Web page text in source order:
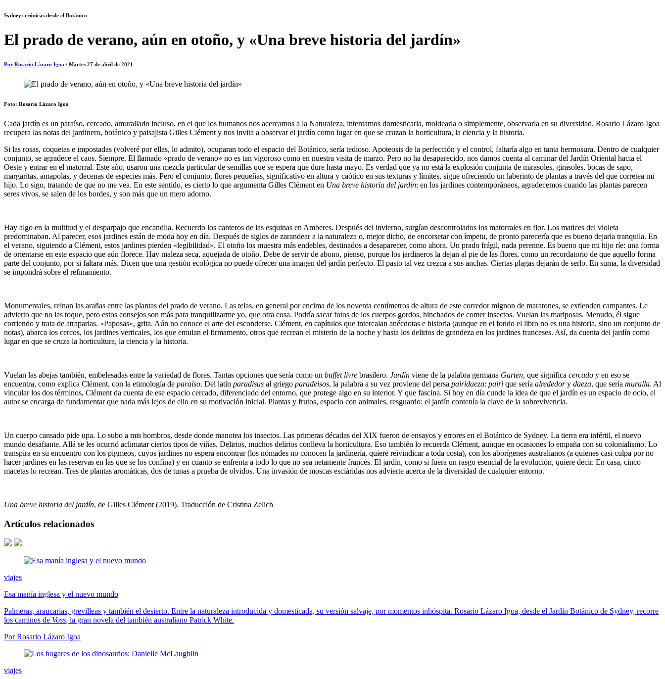
Sydney: crónicas desde el Botánico
El prado de verano, aún en otoño, y «Una breve historia del jardín»
Por Rosario Lázaro Igoa / Martes 27 de abril de 2021
Foto: Rosario Lázaro Igoa
Cada jardín es un paraíso, cercado, amurallado incluso, en el que los humanos nos acercamos a la Naturaleza, intentamos domesticarla, moldearla o simplemente, observarla en su diversidad. Rosario Lázaro Igoa
recupera las notas del jardinero, botánico y paisajista Gilles Clément y nos invita a observar el jardín como lugar en que se cruzan la horticultura, la ciencia y la historia.
Si las rosas, coquetas e impostadas (volveré por ellas, lo admito), ocuparan todo el espacio del Botánico, sería tedioso. Apoteosis de la perfección y el control, faltaría algo en tanta hermosura. Dentro de cualquier
conjunto, se agradece el caos. Siempre. El llamado «prado de verano» no es tan vigoroso como en nuestra visita de marzo. Pero no ha desaparecido, nos damos cuenta al caminar del Jardín Oriental hacia el
Oeste y entrar en el matorral. Este año, usaron una mezcla particular de semillas que se espera que dure hasta mayo. Es verdad que ya no está la explosión conjunta de mirasoles, girasoles, bocas de sapo,
margaritas, amapolas, y decenas de especies más. Pero el conjunto, flores pequeñas, significativo en altura y caótico en sus texturas y límites, sigue ofreciendo un laberinto de plantas a través del que corretea mi
hijo. Lo sigo, tratando de que no me vea. En este sentido, es cierto lo que argumenta Gilles Clément en Una breve historia del jardín: en los jardines contemporáneos, agradecemos cuando las plantas parecen
seres vivos, se salen de los bordes, y son más que un mero adorno.
Hay algo en la multitud y el desparpajo que encandila. Recuerdo los canteros de las esquinas en Amberes. Después del invierno, surgían descontrolados los matorrales en flor. Los matices del violeta
predominaban. Al parecer, esos jardines están de moda hoy en día. Después de siglos de zarandear a la naturaleza o, mejor dicho, de encorsetar con ímpetu, de pronto parecería que es bueno dejarla tranquila. En
el verano, siguiendo a Clément, estos jardines pierden «legibilidad». El otoño los muestra más endebles, destinados a desaparecer, como ahora. Un prado frágil, nada perenne. Es bueno que mi hijo ríe: una forma
de orientarse en este espacio que aún florece. Hay maleza seca, aquejada de otoño. Debe de servir de abono, pienso, porque los jardineros la dejan al pie de las flores, como un recordatorio de que aquello forma
parte del conjunto, por si faltara más. Dicen que una gestión ecológica no puede ofrecer una imagen del jardín perfecto. El pasto tal vez crezca a sus anchas. Ciertas plagas dejarán de serlo. En suma, la diversidad
se impondrá sobre el refinamiento.
Monumentales, reinan las arañas entre las plantas del prado de verano. Las telas, en general por encima de los noventa centímetros de altura de este corredor mignon de maratones, se extienden campantes. Le
advierto que no las toque, pero estos consejos son más para tranquilizarme yo, que otra cosa. Podría sacar fotos de los cuerpos gordos, hinchados de comer insectos. Vuelan las mariposas. Menudo, él sigue
corriendo y trata de atraparlas. «Paposas», grita. Aún no conoce el arte del esconderse. Clément, en capítulos que intercalan anécdotas e historia (aunque en el fondo el libro no es una historia, sino un conjunto de
notas), abarca los cercos, los jardines verticales, los que emulan el firmamento, otros que recrean el misterio de la noche y hasta los delirios de grandeza en los jardines franceses. Así, da cuenta del jardín como
lugar en que se cruza la horticultura, la ciencia y la historia.
Vuelan las abejas también, embelesadas entre la variedad de flores. Tantas opciones que sería como un buffet livre brasilero. Jardín viene de la palabra germana Garten, que significa cercado y en eso se
encuentra, como explica Clément, con la etimología de paraíso. Del latín paradisus al griego paradeisos, la palabra a su vez proviene del persa pairidaeza: pairi que sería alrededory daeza, que sería muralla. Al
vincular los dos términos, Clément da cuenta de ese espacio cercado, diferenciado del entorno, que protege algo en su interior. Y que fascina. Si hoy en día cunde la idea de que el jardín es un espacio de ocio, el
autor se encarga de fundamentar que nada más lejos de ello en su motivación inicial. Plantas y frutos, espacio con animales, resguardo: el jardín contenía la clave de la sobrevivencia.
Un cuerpo cansado pide upa. Lo subo a mis hombros, desde donde manotea los insectos. Las primeras décadas del XIX fueron de ensayos y errores en el Botánico de Sydney. La tierra era infértil, el nuevo
mundo desafiante. Allá se les ocurrió aclimatar ciertos tipos de viñas. Delirios, muchos delirios conlleva la horticultura. Eso también lo recuerda Clément, aunque en ocasiones lo empaña con su colonialismo. Lo
transpira en su encuentro con los pigmeos, cuyos jardines no espera encontrar (los nómades no conocen la jardinería, quiere reivindicar a toda costa), con los aborígenes australianos (a quienes casi culpa por no
hacer jardines en las reservas en las que se los confina) y en cuanto se enfrenta a todo lo que no sea netamente francés. El jardín, como si fuera un rasgo esencial de la evolución, quiere decir. En casa, cinco
macetas lo recrean. Tres de plantas aromáticas, dos de tunas a prueba de olvidos. Una invasión de moscas esciáridas nos advierte acerca de la diversidad de cualquier entorno.
Una breve historia del jardín, de Gilles Clément (2019). Traducción de Cristina Zelich
Artículos relacionados
viajes
Esa manía inglesa y el nuevo mundo
Palmeras, araucarias, grevilleas y también el desierto. Entre la naturaleza introducida y domesticada, su versión salvaje, por momentos inhóspita. Rosario Lázaro Igoa, desde el Jardín Botánico de Sydney, recorre
los caminos de Voss, la gran novela del también australiano Patrick White.
Por Rosario Lázaro Igoa
viajes